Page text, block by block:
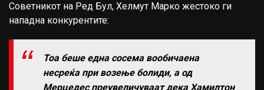
Советникот на Ред Бул, Хелмут Марко жестоко ги
нападна конкурентите:
Тоа беше една сосема вообичаена
несреќа при возење болиди, а од
Мерцедес преувеличуваат дека Хамилтон